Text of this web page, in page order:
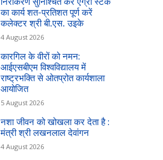
का कार्य शत-प्रतिशत पूर्ण करें
कलेक्टर श्री बी.एस. उइके
4 August 2026
कारगिल के वीरों को नमन:
आईएसबीएम विश्वविद्यालय में
राष्ट्रभक्ति से ओतप्रोत कार्यशाला
आयोजित
5 August 2026
नशा जीवन को खोखला कर देता है :
मंत्री श्री लखनलाल देवांगन
4 August 2026